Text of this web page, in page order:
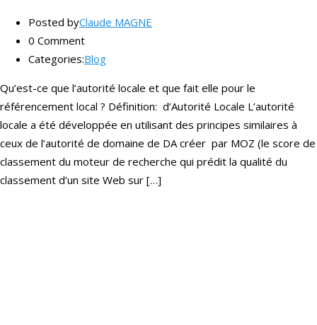
Posted byClaude MAGNE
0 Comment
Categories:Blog
Qu’est-ce que l’autorité locale et que fait elle pour le
référencement local ? Définition: d’Autorité Locale L’autorité
locale a été développée en utilisant des principes similaires à
ceux de l’autorité de domaine de DA créer par MOZ (le score de
classement du moteur de recherche qui prédit la qualité du
classement d’un site Web sur […]